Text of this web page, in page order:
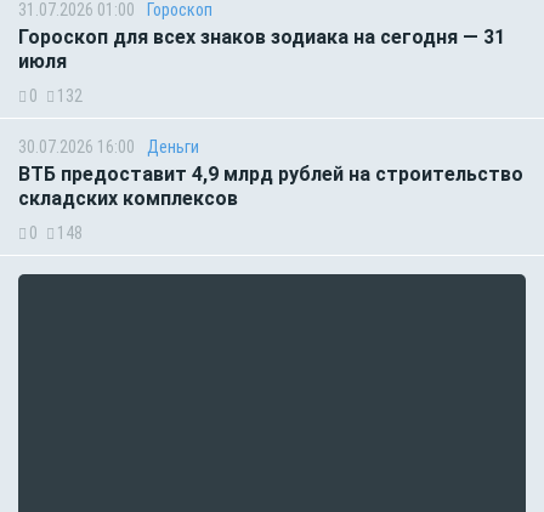
31.07.2026 01:00 Гороскоп
Гороскоп для всех знаков зодиака на сегодня — 31
июля
0 132
30.07.2026 16:00 Деньги
ВТБ предоставит 4,9 млрд рублей на строительство
складских комплексов
0 148